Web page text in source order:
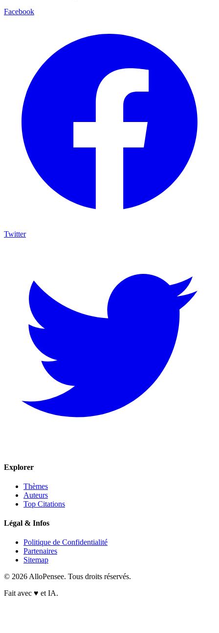
Facebook
Twitter
Explorer
Thèmes
Auteurs
Top Citations
Légal & Infos
Politique de Confidentialité
Partenaires
Sitemap
© 2026 AlloPensee. Tous droits réservés.
Fait avec ♥ et IA.